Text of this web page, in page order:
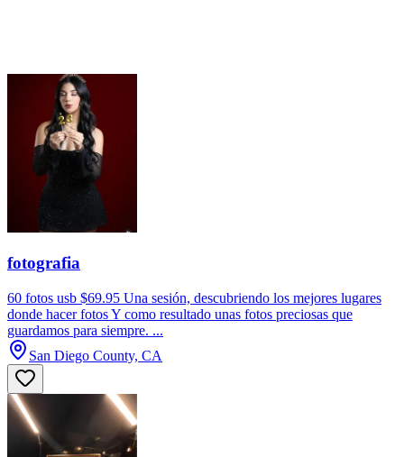
fotografia
60 fotos usb $69.95 Una sesión, descubriendo los mejores lugares
donde hacer fotos Y como resultado unas fotos preciosas que
guardamos para siempre. ...
San Diego County, CA